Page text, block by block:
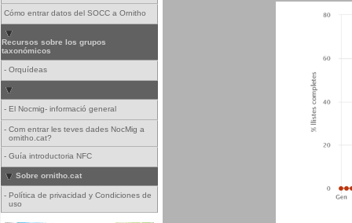
Cómo entrar datos del SOCC a Ornitho
Recursos sobre los grupos
taxonómicos
- Orquídeas
- El Nocmig- informació general
- Com entrar les teves dades NocMig a
ornitho.cat?
- Guía introductoria NFC
Sobre ornitho.cat
- Política de privacidad y Condiciones de
uso